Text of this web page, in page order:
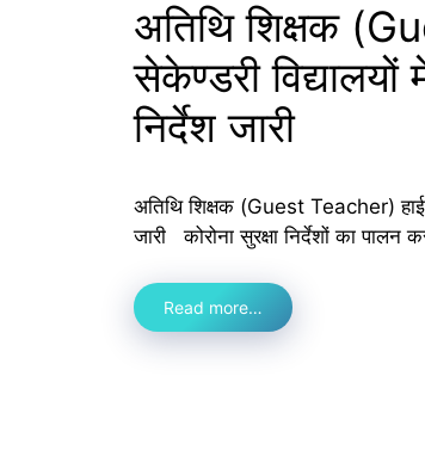
अतिथि शिक्षक
सेकेण्‍डरी
निर्देश जारी
अतिथि शिक्षक (Guest Teacher) हाई
जारी कोरोना सुरक्षा निर्देशों का पालन
Read more…